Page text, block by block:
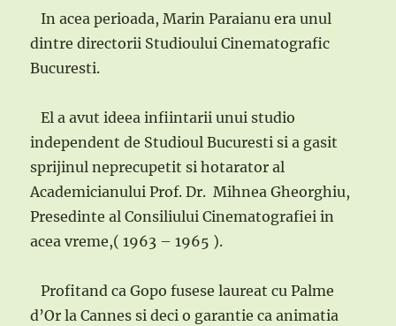
In acea perioada, Marin Paraianu era unul
dintre directorii Studioului Cinematografic
Bucuresti.
El a avut ideea infiintarii unui studio
independent de Studioul Bucuresti si a gasit
sprijinul neprecupetit si hotarator al
Academicianului Prof. Dr. Mihnea Gheorghiu,
Presedinte al Consiliului Cinematografiei in
acea vreme,( 1963 – 1965 ).
Profitand ca Gopo fusese laureat cu Palme
d’Or la Cannes si deci o garantie ca animatia